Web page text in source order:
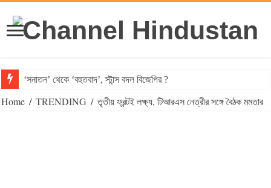
‘সনাতন’ থেকে ‘বহুতবাদ’, স্টান্স বদল বিজেপির ?
Home / TRENDING / তৃতীয় ফ্রন্টই লক্ষ্য, টিআরএস নেত্রীর সঙ্গে বৈঠক মমতার